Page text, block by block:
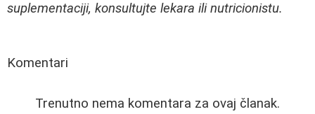
suplementaciji, konsultujte lekara ili nutricionistu.
Komentari
Trenutno nema komentara za ovaj članak.